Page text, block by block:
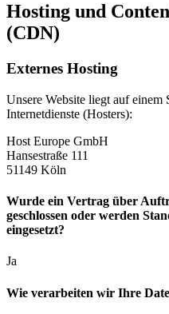
Hosting und
(CDN)
Externes Hosting
Unsere Website liegt auf einem
Internetdienste (Hosters):
Host Europe GmbH
Hansestraße 111
51149 Köln
Wurde ein Vertrag über
geschlossen oder werden
eingesetzt?
Ja
Wie verarbeiten wir Ihre